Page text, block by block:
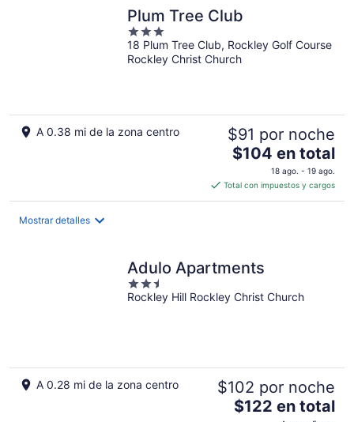
por
noche
Plum Tree Club
3
out
of
18 Plum Tree Club, Rockley Golf Course
Rockley Christ Church
A 0.38 mi de la zona centro $91 por noche
El
es
de
por
noche
$104 en total
18 ago. - 19 ago.
Total con impuestos y cargos
Mostrar detalles
Adulo Apartments
2.5
out
Rockley Hill Rockley Christ Church
A 0.28 mi de la zona centro $102 por noche
El
$122 en total